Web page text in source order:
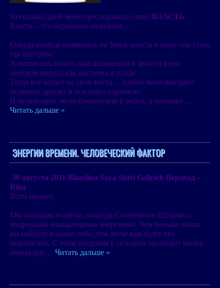
Несколько дней меня преследовало слово ВЛАСТЬ.
Власть – это охранение незнания…
Откуда вообще появилась на Земле власть и кому она стала
так выгодна?
А появилась власть при искажении и является она
центром вируса как косточка в плоде.
Тогда все встает на свои места….одним было выгодно
незнание других и его свято охраняли.
И незнающих легко превратили в рабов, в маниака ...
Читать дальше »
ЭНЕРГИИ ВРЕМЕНИ. ЧЕЛОВЕЧЕСКИЙ ФАКТОР
30 августа 2011 Blandina Soya Shivi Gellrich Перевод –
Rina
Всем привет,
Мы находимся сейчас посреди Солнечного Шторма с
вихревыми очищающими энергиями. Чем больше покоя
вы найдёте в самих себе, тем легче вам будет это
переносить. С этим штормом в сознание приходит много
новых иде ... Читать дальше »